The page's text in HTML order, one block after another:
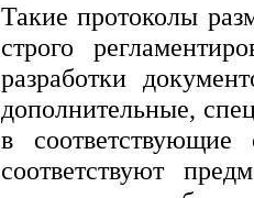
Такие протоколы
строго
разработки
дополнительные,
в
соответствуют